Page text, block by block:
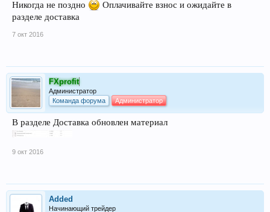
Никогда не поздно
Оплачивайте взнос и ожидайте в
разделе доставка
7 окт 2016
FXprofit
Администратор
Команда форума
Администратор
В разделе Доставка обновлен материал
9 окт 2016
Added
Начинающий трейдер